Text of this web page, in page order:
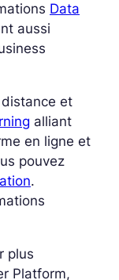
Data
aussi
et
alliant
en ligne et
pouvez
.
plus
Platform,